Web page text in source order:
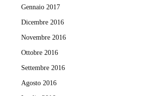
Gennaio 2017
Dicembre 2016
Novembre 2016
Ottobre 2016
Settembre 2016
Agosto 2016